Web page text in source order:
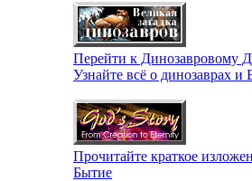
Перейти к Динозавровому
Узнайте всё о динозаврах и
Прочитайте краткое
Бытие